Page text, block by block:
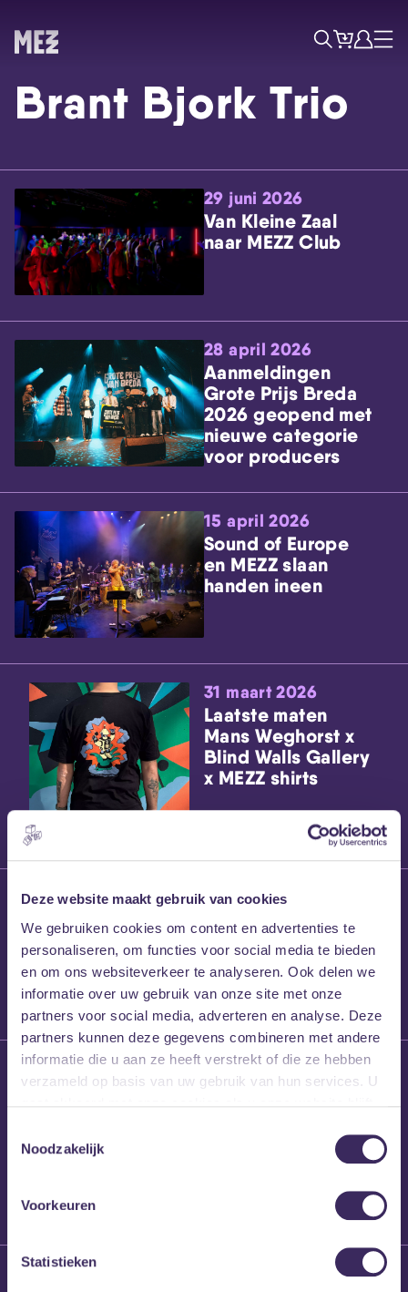
Deze website maakt gebruik van cookies
We gebruiken cookies om content en advertenties te
personaliseren, om functies voor social media te bieden
en om ons websiteverkeer te analyseren. Ook delen we
informatie over uw gebruik van onze site met onze
partners voor social media, adverteren en analyse. Deze
partners kunnen deze gegevens combineren met andere
informatie die u aan ze heeft verstrekt of die ze hebben
verzameld op basis van uw gebruik van hun services. U
Noodzakelijk
Voorkeuren
Statistieken
Skip navigatie
ZoekTicketsAccount
Menu
Brant Bjork Trio
29 juni 2026
Van Kleine Zaal
naar MEZZ Club
28 april 2026
Aanmeldingen
Grote Prijs Breda
2026 geopend met
nieuwe categorie
voor producers
15 april 2026
Sound of Europe
en MEZZ slaan
handen ineen
31 maart 2026
Laatste maten
Mans Weghorst x
Blind Walls Gallery
x MEZZ shirts
27 maart 2026
Willem’s Blog:
Frans Kalf
26 maart 2026
Willem’s Blog: High